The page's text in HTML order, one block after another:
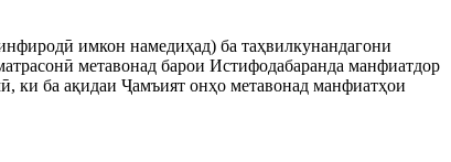
имкон намедиҳад) ба таҳвилкунандагони
метавонад барои Истифодабаранда манфиатдор
ки ба ақидаи Ҷамъият онҳо метавонад манфиатҳои